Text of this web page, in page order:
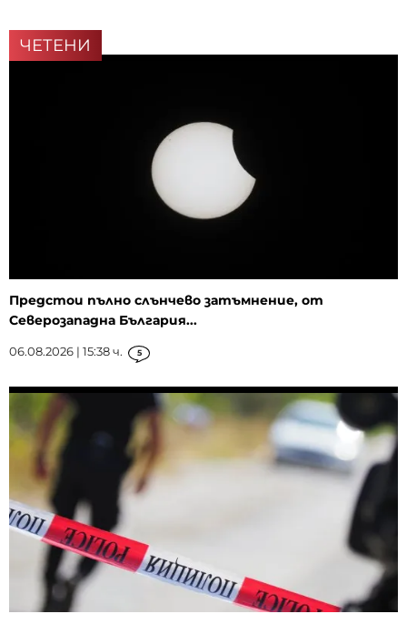
ЧЕТЕНИ
Предстои пълно слънчево затъмнение, от
Северозападна България...
06.08.2026 | 15:38 ч. 5